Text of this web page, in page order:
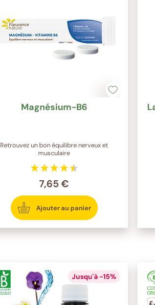
Magnésium-B6
Retrouvez un bon équilibre nerveux et
musculaire
7,65 €
Ajouter au panier
Jusqu'à -15%